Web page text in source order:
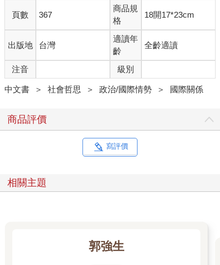
頁數 367
商品規
格
18開17*23cm
出版地 台灣
適讀年
齡
全齡適讀
注音 級別
中文書 ＞ 社會哲思 ＞ 政治/國際情勢 ＞ 國際關係
商品評價
寫評價
相關主題
郭強生